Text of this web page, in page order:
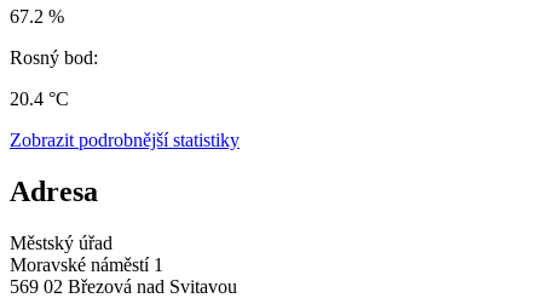
67.2 %
Rosný bod:
20.4 °C
Zobrazit podrobnější statistiky
Adresa
Městský úřad
Moravské náměstí 1
569 02 Březová nad Svitavou